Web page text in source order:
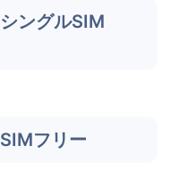
シングルSIM
SIMフリー